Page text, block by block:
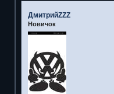
ДмитрийZZZ
Новичок